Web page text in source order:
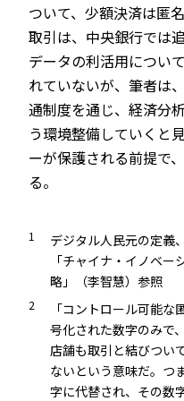
ついて、少額決済は匿
取引は、中央銀行では
データの利活用につい
れていないが、筆者は
通制度を通じ、経済分
う環境整備していくと
ーが保護される前提で
る。
1
デジタル人民元の定義
「チャイナ・イノベ
略」（李智慧）参照
2
「コントロール可能
号化された数字のみで
店舗も取引と結びつい
ないという意味だ。つ
字に代替され、その数